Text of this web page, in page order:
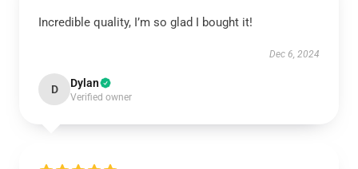
Incredible quality, I’m so glad I bought it!
Dec 6, 2024
D Dylan
Verified owner